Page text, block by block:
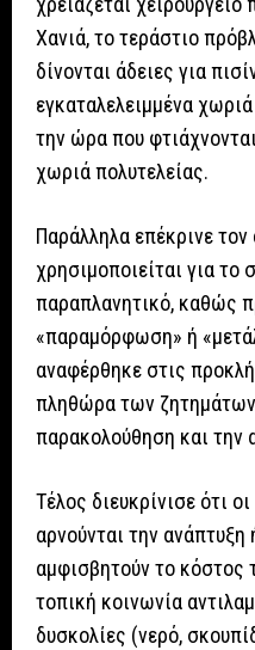
Χανιά, το τεράστιο
δίνονται άδειες για
εγκαταλελειμμένα
την ώρα που
χωριά πολυτελείας.
Παράλληλα επέκρινε
χρησιμοποιείται για
παραπλανητικό, καθώς
«παραμόρφωση» ή
αναφέρθηκε στις
πληθώρα των ζητημάτων
παρακολούθηση και την
Τέλος διευκρίνισε ότι
αρνούνται την ανάπτυξη
αμφισβητούν το κόστος
τοπική κοινωνία
δυσκολίες (νερό,